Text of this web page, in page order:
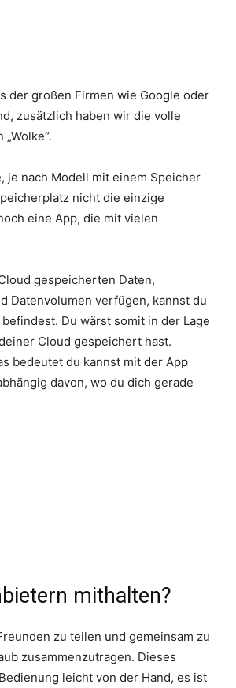
der großen Firmen wie Google oder
zusätzlich haben wir die volle
je nach Modell mit einem Speicher
nicht die einzige
eine App, die mit vielen
gespeicherten Daten,
Datenvolumen verfügen, kannst du
Du wärst somit in der Lage
Cloud gespeichert hast.
bedeutet du kannst mit der App
davon, wo du dich gerade
mithalten?
zu teilen und gemeinsam zu
zusammenzutragen. Dieses
leicht von der Hand, es ist